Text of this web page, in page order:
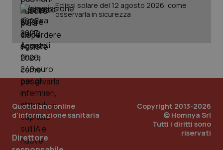
Eclissi solare del 12 agosto 2026, come
osservarla in sicurezza
Quotidiano online
d'informazione sanitaria
Direttore
Copyright 2013-2026
© Homnya Srl
Tutti i diritti sono
riservati
PHPSESSID